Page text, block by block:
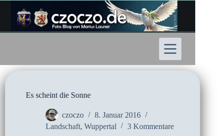
Inhalt
springen
Es scheint die Sonne
czoczo
8. Januar 2016
Landschaft, Wuppertal 3 Kommentare